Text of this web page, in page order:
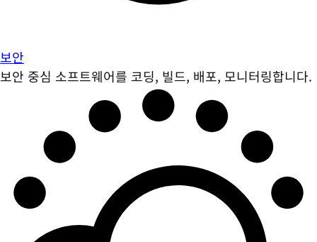
보안
보안 중심 소프트웨어를 코딩, 빌드, 배포, 모니터링합니다.